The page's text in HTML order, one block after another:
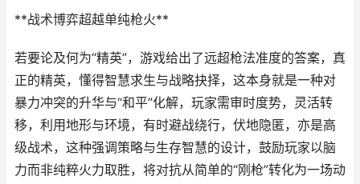
**战术博弈超越单纯枪火**
若要论及何为“精英”，游戏给出了远超枪法准度的答案，真
正的精英，懂得智慧求生与战略抉择，这本身就是一种对
暴力冲突的升华与“和平”化解，玩家需审时度势，灵活转
移，利用地形与环境，有时避战绕行，伏地隐匿，亦是高
级战术，这种强调策略与生存智慧的设计，鼓励玩家以脑
力而非纯粹火力取胜，将对抗从简单的“刚枪”转化为一场动